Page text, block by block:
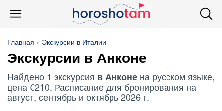
Главная Экскурсии в Италии
Экскурсии в Анконе
Найдено 1 экскурсия в Анконе на русском языке,
цена €210. Расписание для бронирования на
август, сентябрь и октябрь 2026 г.